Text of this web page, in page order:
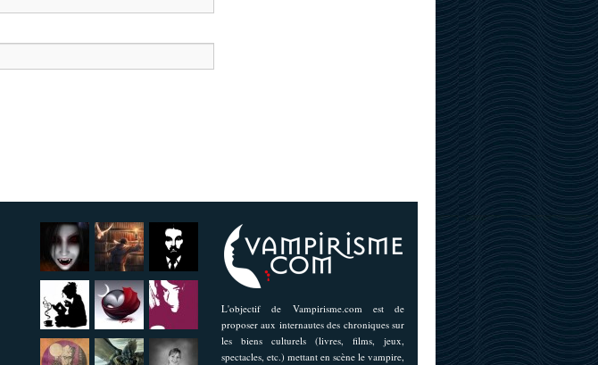
L'objectif de Vampirisme.com est de
proposer aux internautes des chroniques sur
les biens culturels (livres, films, jeux,
spectacles, etc.) mettant en scène le vampire,